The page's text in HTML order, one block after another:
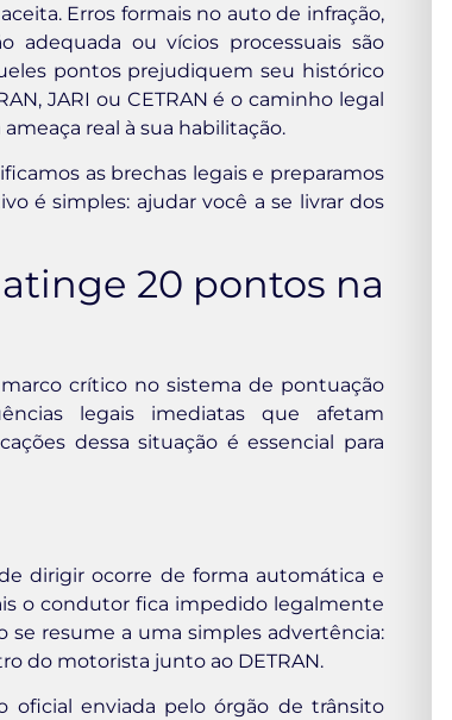
Erros formais no auto de infração,
adequada ou vícios processuais são
pontos prejudiquem seu histórico
JARI ou CETRAN é o caminho legal
real à sua habilitação.
as brechas legais e preparamos
é simples: ajudar você a se livrar dos
20 pontos na
crítico no sistema de pontuação
legais imediatas que afetam
dessa situação é essencial para
dirigir ocorre de forma automática e
o condutor fica impedido legalmente
resume a uma simples advertência:
do motorista junto ao DETRAN.
oficial enviada pelo órgão de trânsito